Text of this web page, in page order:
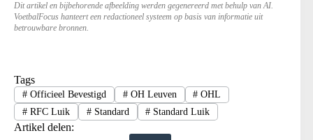
Dit artikel en bijbehorende afbeelding werden gegenereerd met behulp van AI.
VoetbalFocus hanteert een redactioneel systeem op basis van informatie uit
betrouwbare bronnen.
Tags
#Officieel Bevestigd #OH Leuven # OHL
#RFC Luik #Standard # Standard Luik
Artikel delen: